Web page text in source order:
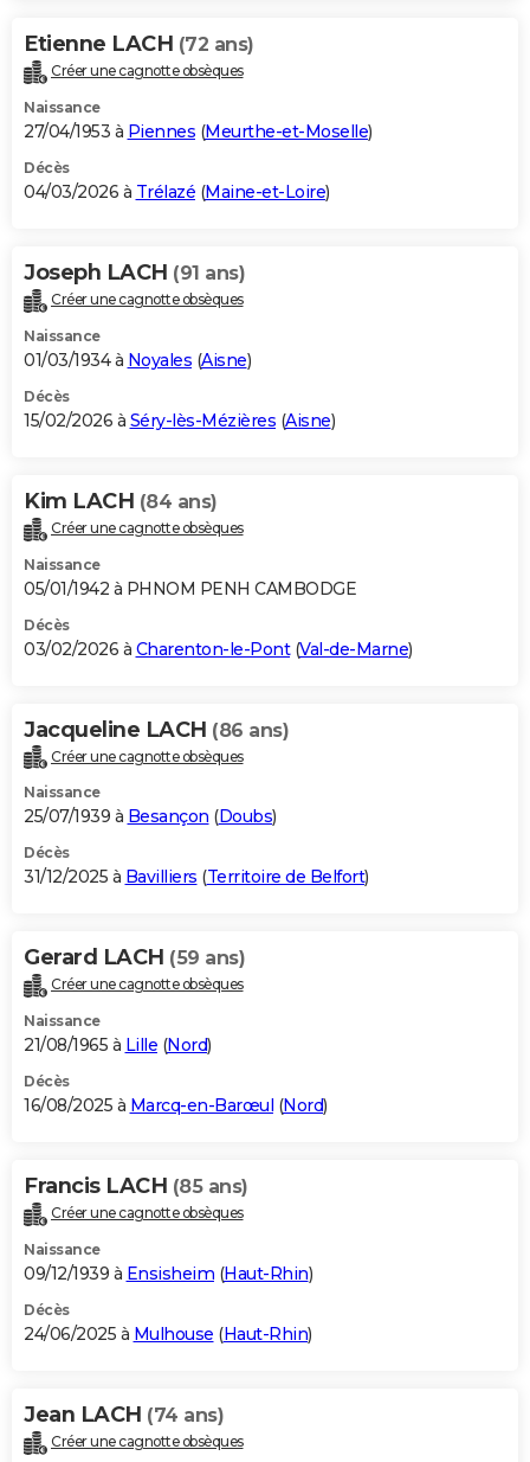
Carte de Noël
Carte Bonne année
Carte Saint-Valentin
Carte Pâques
Carte d'anniversaire
DICTIONNAIRE
Dictionnaire
Biographies
Citations
Expressions
Proverbes
PROGRAMME TV
S'inscrire
Se connecter
Lycées
Collèges
Primaires
Universités
Entreprises
Service militaire
Avis de recherche
AVIS DE DÉCÈS
Bricolage
Lifestyle
Culture
Sport
Auto
Television
Voyage
Cinema
Etienne LACH (72 ans)
Créer une cagnotte obsèques
Naissance
27/04/1953 à Piennes (Meurthe-et-Moselle)
Décès
04/03/2026 à Trélazé (Maine-et-Loire)
Joseph LACH (91 ans)
Créer une cagnotte obsèques
Naissance
01/03/1934 à Noyales (Aisne)
Décès
15/02/2026 à Séry-lès-Mézières (Aisne)
Kim LACH (84 ans)
Créer une cagnotte obsèques
Naissance
05/01/1942 à PHNOM PENH CAMBODGE
Décès
03/02/2026 à Charenton-le-Pont(Val-de-Marne)
Jacqueline LACH (86 ans)
Créer une cagnotte obsèques
Naissance
25/07/1939 à Besançon (Doubs)
Décès
31/12/2025 à Bavilliers (Territoire de Belfort)
Gerard LACH (59 ans)
Créer une cagnotte obsèques
Naissance
21/08/1965 à Lille (Nord)
Décès
16/08/2025 à Marcq-en-Barœul (Nord)
Francis LACH (85 ans)
Créer une cagnotte obsèques
Naissance
09/12/1939 à Ensisheim (Haut-Rhin)
Décès
24/06/2025 à Mulhouse (Haut-Rhin)
Jean LACH (74 ans)
Créer une cagnotte obsèques